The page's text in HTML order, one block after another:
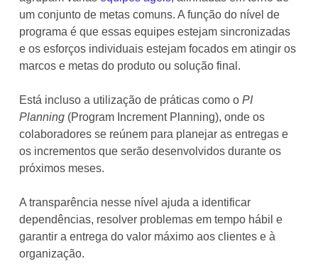
um conjunto de metas comuns. A função do nível de
programa é que essas equipes estejam sincronizadas
e os esforços individuais estejam focados em atingir os
marcos e metas do produto ou solução final.
Está incluso a utilização de práticas como o PI
Planning (Program Increment Planning), onde os
colaboradores se reúnem para planejar as entregas e
os incrementos que serão desenvolvidos durante os
próximos meses.
A transparência nesse nível ajuda a identificar
dependências, resolver problemas em tempo hábil e
garantir a entrega do valor máximo aos clientes e à
organização.